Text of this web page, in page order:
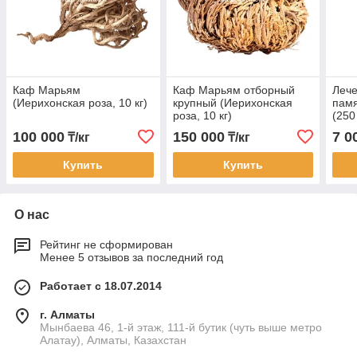
Каф Марьям
(Иерихонская роза, 10 кг)
100 000 ₸/кг
Купить
Каф Марьям отборный
крупный (Иерихонская
роза, 10 кг)
150 000₸/кг
Купить
7
О нас
Рейтинг не сформирован
Менее 5 отзывов за последний год
Работает с 18.07.2014
г. Алматы
Мынбаева 46, 1-й этаж, 111-й бутик (чуть выше метро
Алатау), Алматы, Казахстан